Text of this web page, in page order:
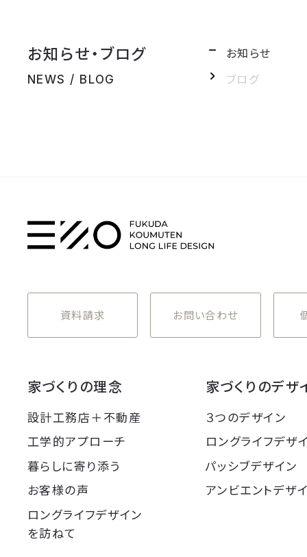
お知らせ・ブログ
NEWS / BLOG
お知らせ
ブログ
資料請求 お問い合わせ
家づくりの理念
設計工務店＋不動産
工学的アプローチ
暮らしに寄り添う
お客様の声
ロングライフデザイン
を訪ねて
家づくりのデザ
３つのデザイン
ロングライフデザ
パッシブデザイン
アンビエントデザ